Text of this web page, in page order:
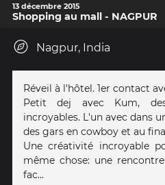
13 décembre 2015
Shopping au mall - NAGPUR
Nagpur, India
Réveil à l'hôtel. 1er contact
Petit dej avec Kum,
incroyables. L'un avec dans
des gars en cowboy et au
Une créativité incroyable
même chose: une
fac...